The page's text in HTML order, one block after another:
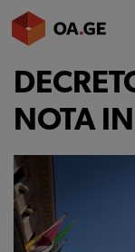
L’ORDINE
ALBO
SEGRETERIA
SERVIZI
NOTA